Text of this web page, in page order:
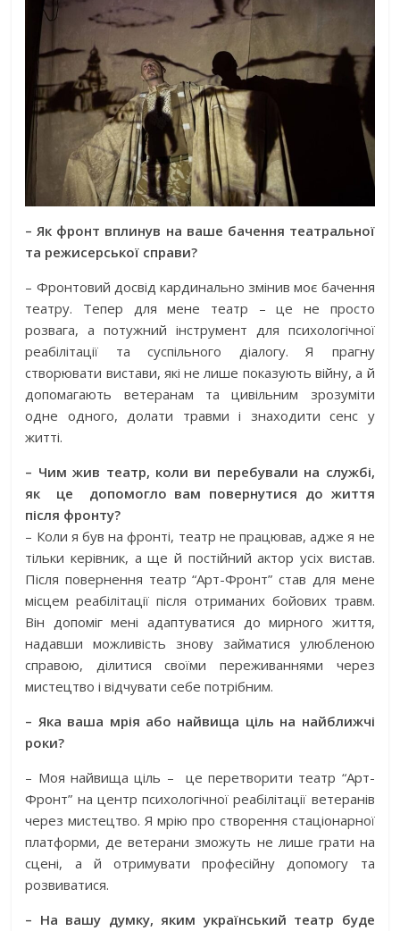
– Як фронт вплинув на ваше бачення театральної
та режисерської справи?
– Фронтовий досвід кардинально змінив моє бачення
театру. Тепер для мене театр – це не просто
розвага, а потужний інструмент для психологічної
реабілітації та суспільного діалогу. Я прагну
створювати вистави, які не лише показують війну, а й
допомагають ветеранам та цивільним зрозуміти
одне одного, долати травми і знаходити сенс у
житті.
– Чим жив театр, коли ви перебували на службі,
як
це
допомогло вам повернутися до життя
після фронту?
– Коли я був на фронті, театр не працював, адже я не
тільки керівник, а ще й постійний актор усіх вистав.
Після повернення театр “Арт-Фронт” став для мене
місцем реабілітації після отриманих бойових травм.
Він допоміг мені адаптуватися до мирного життя,
надавши можливість знову займатися улюбленою
справою, ділитися своїми переживаннями через
мистецтво і відчувати себе потрібним.
– Яка ваша мрія або найвища ціль на найближчі
роки?
– Моя найвища ціль –
це перетворити театр “Арт-
Фронт” на центр психологічної реабілітації ветеранів
через мистецтво. Я мрію про створення стаціонарної
платформи, де ветерани зможуть не лише грати на
сцені, а й отримувати професійну допомогу та
розвиватися.
– На вашу думку, яким український театр буде